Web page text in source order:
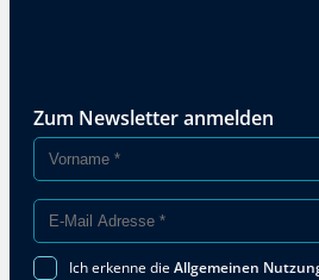
Zum Newsletter anmelden
Ich erkenne dieAllgemeinen